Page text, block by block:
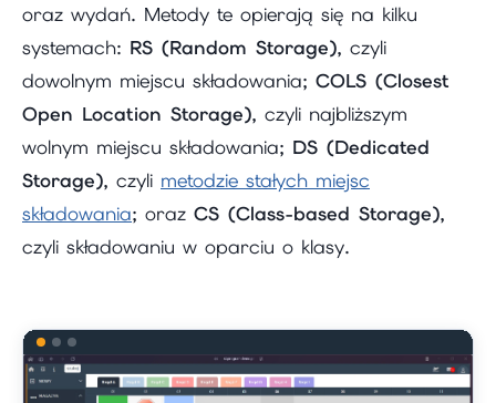
oraz wydań. Metody te opierają się na kilku
systemach: RS (Random Storage), czyli
dowolnym miejscu składowania; COLS (Closest
Open Location Storage), czyli najbliższym
wolnym miejscu składowania; DS (Dedicated
Storage), czyli metodzie stałych miejsc
składowania; oraz CS (Class-based Storage),
czyli składowaniu w oparciu o klasy.